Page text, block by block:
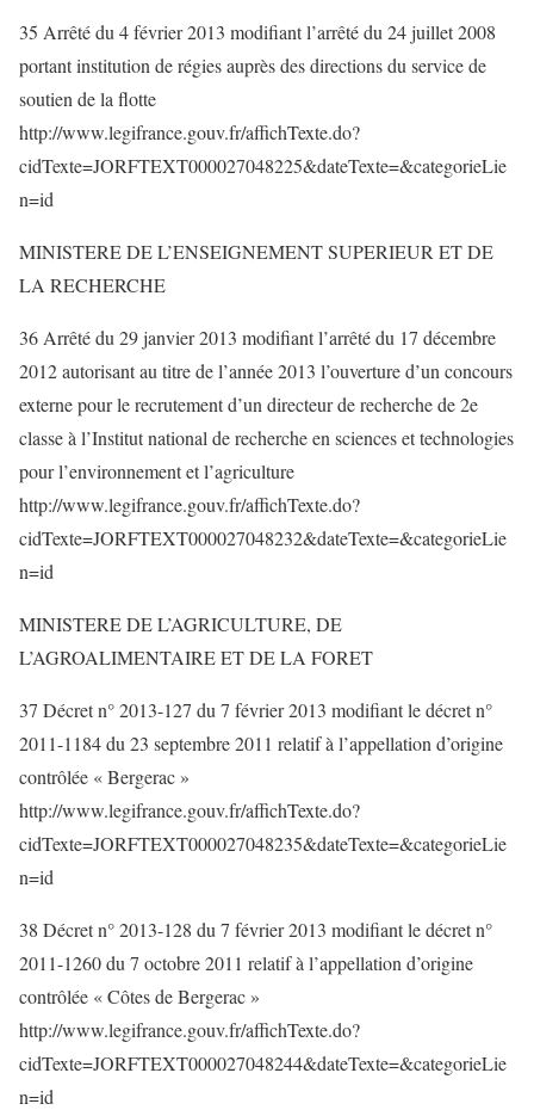
35 Arrêté du 4 février 2013 modifiant l’arrêté du 24 juillet 2008
portant institution de régies auprès des directions du service de
soutien de la flotte
http://www.legifrance.gouv.fr/affichTexte.do?
cidTexte=JORFTEXT000027048225&dateTexte=&categorieLie
n=id
MINISTERE DE L’ENSEIGNEMENT SUPERIEUR ET DE
LA RECHERCHE
36 Arrêté du 29 janvier 2013 modifiant l’arrêté du 17 décembre
2012 autorisant au titre de l’année 2013 l’ouverture d’un concours
externe pour le recrutement d’un directeur de recherche de 2e
classe à l’Institut national de recherche en sciences et technologies
pour l’environnement et l’agriculture
http://www.legifrance.gouv.fr/affichTexte.do?
cidTexte=JORFTEXT000027048232&dateTexte=&categorieLie
n=id
MINISTERE DE L’AGRICULTURE, DE
L’AGROALIMENTAIRE ET DE LA FORET
37 Décret n° 2013-127 du 7 février 2013 modifiant le décret n°
2011-1184 du 23 septembre 2011 relatif à l’appellation d’origine
contrôlée « Bergerac »
http://www.legifrance.gouv.fr/affichTexte.do?
cidTexte=JORFTEXT000027048235&dateTexte=&categorieLie
n=id
38 Décret n° 2013-128 du 7 février 2013 modifiant le décret n°
2011-1260 du 7 octobre 2011 relatif à l’appellation d’origine
contrôlée « Côtes de Bergerac »
http://www.legifrance.gouv.fr/affichTexte.do?
cidTexte=JORFTEXT000027048244&dateTexte=&categorieLie
n=id